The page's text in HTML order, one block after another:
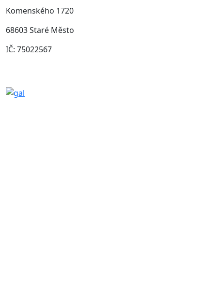
Komenského 1720
68603 Staré Město
IČ: 75022567